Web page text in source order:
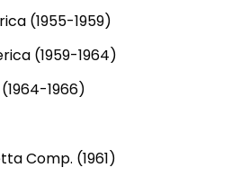
(1955-1959)
(1959-1964)
1966)
Comp. (1961)